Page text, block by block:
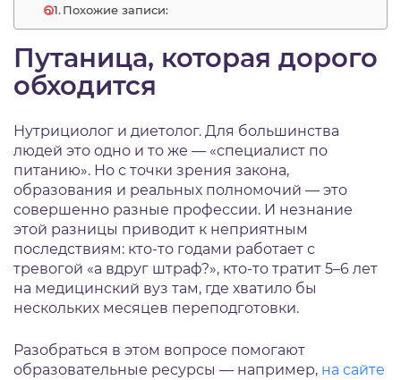
Похожие записи:
Путаница, которая дорого
обходится
Нутрициолог и диетолог. Для большинства
людей это одно и то же — «специалист по
питанию». Но с точки зрения закона,
образования и реальных полномочий — это
совершенно разные профессии. И незнание
этой разницы приводит к неприятным
последствиям: кто-то годами работает с
тревогой «а вдруг штраф?», кто-то тратит 5–6 лет
на медицинский вуз там, где хватило бы
нескольких месяцев переподготовки.
Разобраться в этом вопросе помогают
образовательные ресурсы — например, на сайте